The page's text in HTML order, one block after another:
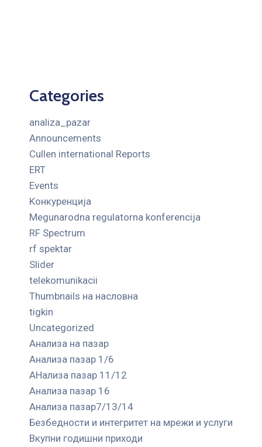
Categories
analiza_pazar
Announcements
Cullen international Reports
ERT
Events
Kонкуренција
Megunarodna regulatorna konferencija
RF Spectrum
rf spektar
Slider
telekomunikacii
Thumbnails на насловна
tigkin
Uncategorized
Анализа на пазар
Анализа пазар 1/6
АНализа пазар 11/12
Анализа пазар 16
Анализа пазар7/13/14
Безбедности и интегритет на мрежи и услуги
Вкупни годишни приходи